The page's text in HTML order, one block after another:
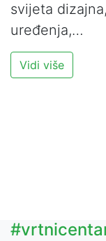
svijeta
uređenja,…
Vidi više